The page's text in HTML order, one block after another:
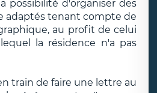
possibilité d'organiser des
adaptés tenant compte de
au profit de celui
la résidence n'a pas
train de faire une lettre au